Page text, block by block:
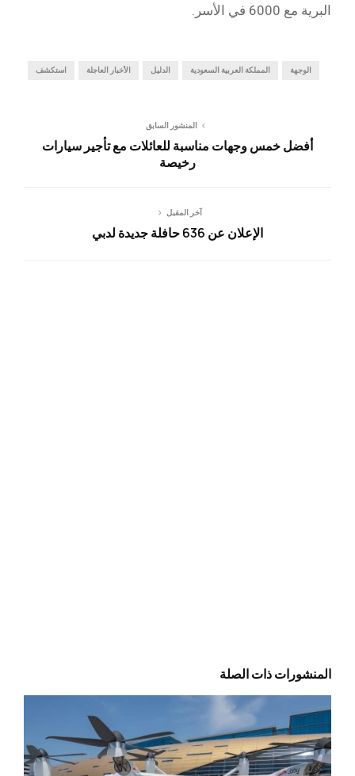
البرية مع 6000 في الأسر.
استكشف الأخبار العاجلة الدليل المملكة العربية السعودية الوجهة
المنشور السابق
أفضل خمس وجهات مناسبة للعائلات مع تأجير سيارات
رخيصة
آخر المقبل
الإعلان عن 636 حافلة جديدة لدبي
المنشورات ذات الصلة